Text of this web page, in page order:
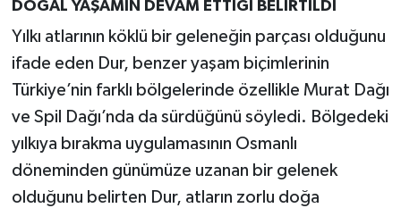
DOĞAL YAŞAMIN DEVAM ETTİĞİ BELİRTİLDİ
Yılkı atlarının köklü bir geleneğin parçası olduğunu
ifade eden Dur, benzer yaşam biçimlerinin
Türkiye’nin farklı bölgelerinde özellikle Murat Dağı
ve Spil Dağı’nda da sürdüğünü söyledi. Bölgedeki
yılkıya bırakma uygulamasının Osmanlı
döneminden günümüze uzanan bir gelenek
olduğunu belirten Dur, atların zorlu doğa